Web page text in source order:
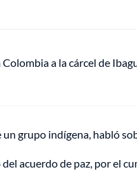
Colombia a la cárcel de
grupo indígena, habló
acuerdo de paz, por el